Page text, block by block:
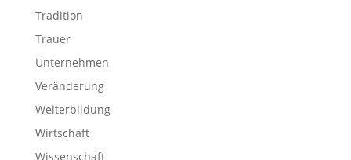
Tradition
Trauer
Unternehmen
Veränderung
Weiterbildung
Wirtschaft
Wissenschaft